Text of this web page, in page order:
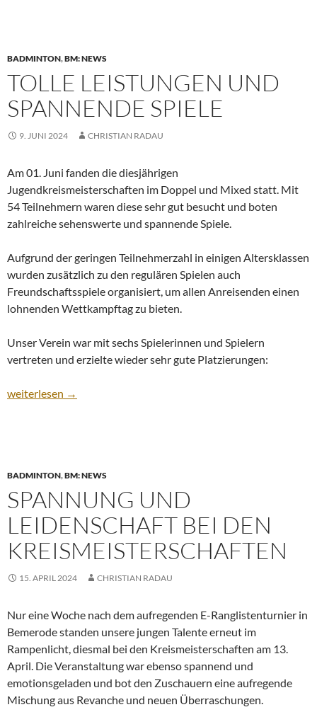
BADMINTON,BM: NEWS
TOLLE LEISTUNGEN UND
SPANNENDE SPIELE
9. JUNI 2024 CHRISTIAN RADAU
Am 01. Juni fanden die diesjährigen
Jugendkreismeisterschaften im Doppel und Mixed statt. Mit
54 Teilnehmern waren diese sehr gut besucht und boten
zahlreiche sehenswerte und spannende Spiele.
Aufgrund der geringen Teilnehmerzahl in einigen Altersklassen
wurden zusätzlich zu den regulären Spielen auch
Freundschaftsspiele organisiert, um allen Anreisenden einen
lohnenden Wettkampftag zu bieten.
Unser Verein war mit sechs Spielerinnen und Spielern
vertreten und erzielte wieder sehr gute Platzierungen:
Tolle Leistungen und spannende Spiele
weiterlesen →
BADMINTON,BM: NEWS
SPANNUNG UND
LEIDENSCHAFT BEI DEN
KREISMEISTERSCHAFTEN
15. APRIL 2024 CHRISTIAN RADAU
Nur eine Woche nach dem aufregenden E-Ranglistenturnier in
Bemerode standen unsere jungen Talente erneut im
Rampenlicht, diesmal bei den Kreismeisterschaften am 13.
April. Die Veranstaltung war ebenso spannend und
emotionsgeladen und bot den Zuschauern eine aufregende
Mischung aus Revanche und neuen Überraschungen.